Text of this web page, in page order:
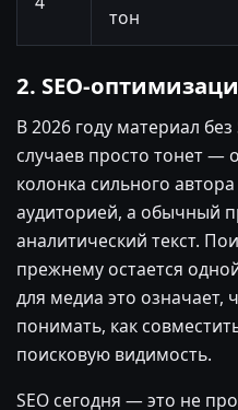
тон
2. SEO-
В 2026 году материал
случаев просто тонет —
колонка сильного
аудиторией, а обычный
аналитический текст.
прежнему остается
для медиа это означает,
понимать, как
поисковую видимость.
SEO сегодня — это не